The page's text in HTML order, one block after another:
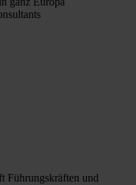
Führungskräften und